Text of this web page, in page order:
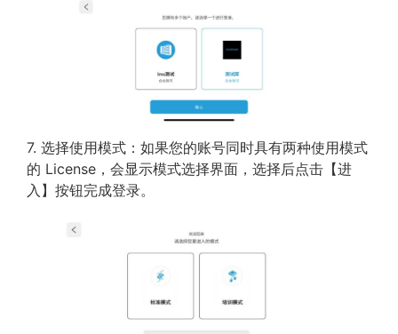
7. 选择使用模式：如果您的账号同时具有两种使用模式
的 License，会显示模式选择界面，选择后点击【进
入】按钮完成登录。